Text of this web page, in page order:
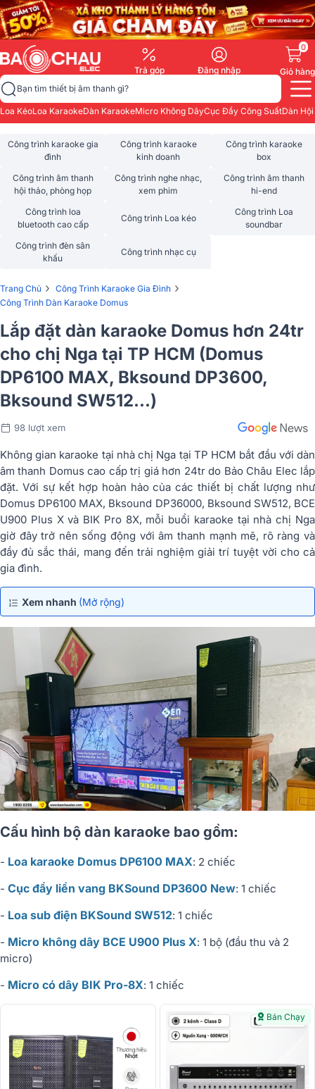
Trả góp Đăng nhập
0
Giỏ hàng
Bạn tìm thiết bị âm thanh gì?
Loa KéoLoa KaraokeDàn KaraokeMicro Không DâyCục Đẩy Công SuấtDàn
Công trình karaoke gia
đình
Công trình karaoke
kinh doanh
Công trình karaoke
box
Công trình âm thanh
hội thảo, phòng họp
Công trình nghe nhạc,
xem phim
Công trình âm thanh
hi-end
Công trình loa
bluetooth cao cấp
Công trình Loa kéo
Công trình Loa
soundbar
Công trình đèn sân
khấu
Công trình nhạc cụ
Trang Chủ › Công Trình Karaoke Gia Đình ›
Công Trình Dàn Karaoke Domus
Lắp đặt dàn karaoke Domus hơn 24tr
cho chị Nga tại TP HCM (Domus
DP6100 MAX, Bksound DP3600,
Bksound SW512...)
98 lượt xem
Không gian karaoke tại nhà chị Nga tại TP HCM bắt đầu với dàn
âm thanh Domus cao cấp trị giá hơn 24tr do Bảo Châu Elec lắp
đặt. Với sự kết hợp hoàn hảo của các thiết bị chất lượng như
Domus DP6100 MAX, Bksound DP36000, Bksound SW512, BCE
U900 Plus X và BIK Pro 8X, mỗi buổi karaoke tại nhà chị Nga
giờ đây trở nên sống động với âm thanh mạnh mẽ, rõ ràng và
đầy đủ sắc thái, mang đến trải nghiệm giải trí tuyệt vời cho cả
gia đình.
Xem nhanh (Mở rộng)
Cấu hình bộ dàn karaoke bao gồm:
- Loa karaoke Domus DP6100 MAX: 2 chiếc
- Cục đẩy liền vang BKSound DP3600 New: 1 chiếc
- Loa sub điện BKSound SW512: 1 chiếc
- Micro không dây BCE U900 Plus X: 1 bộ (đầu thu và 2
micro)
- Micro có dây BIK Pro-8X: 1 chiếc
Bán Chạy